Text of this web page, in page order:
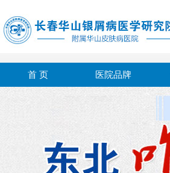
首 页 医院品牌